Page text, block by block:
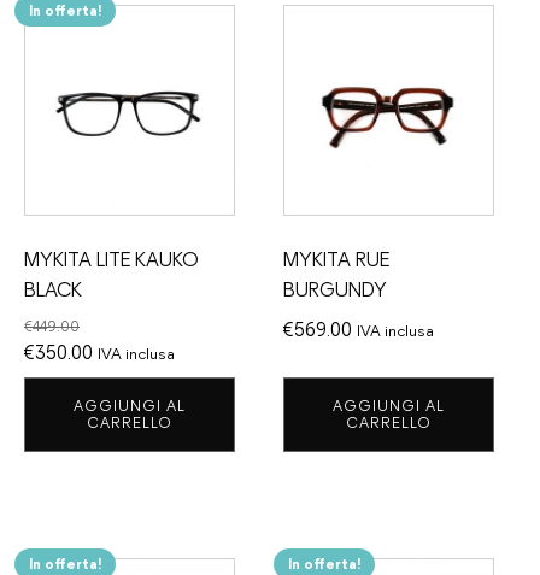
In offerta!
MYKITA LITE KAUKO
BLACK
€449.00
Il
prezzo
originale
€350.00
prezzo
attuale
IVA inclusa
AGGIUNGI AL
CARRELLO
MYKITA RUE
BURGUNDY
€569.00 IVA inclusa
AGGIUNGI AL
CARRELLO
In offerta! In offerta!